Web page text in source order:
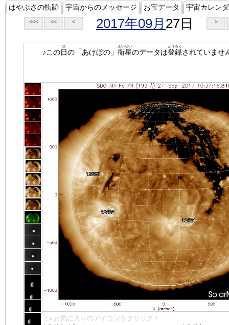
はやぶさの軌跡 宇宙からのメッセージ お宝データ 宇宙カレン
<<< << < 2017年09月 27日 >
♪この日
ひ
の「あけぼの」 衛星
えいせい
のデータは登録
とうろく
されていませ
👈 お気に入りのアイコンをクリック！